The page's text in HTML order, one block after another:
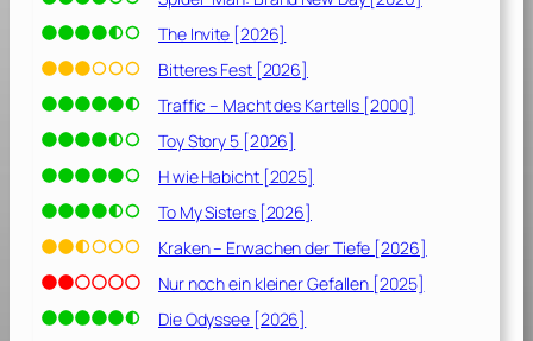
The Invite [2026]
Bitteres Fest [2026]
Traffic – Macht des Kartells [2000]
Toy Story 5 [2026]
H wie Habicht [2025]
To My Sisters [2026]
Kraken – Erwachen der Tiefe [2026]
Nur noch ein kleiner Gefallen [2025]
Die Odyssee [2026]